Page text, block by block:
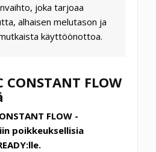
joka tarjoaa
alhaisen melutason ja
käyttöönottoa.
CONSTANT FLOW
FLOW -
poikkeuksellisia